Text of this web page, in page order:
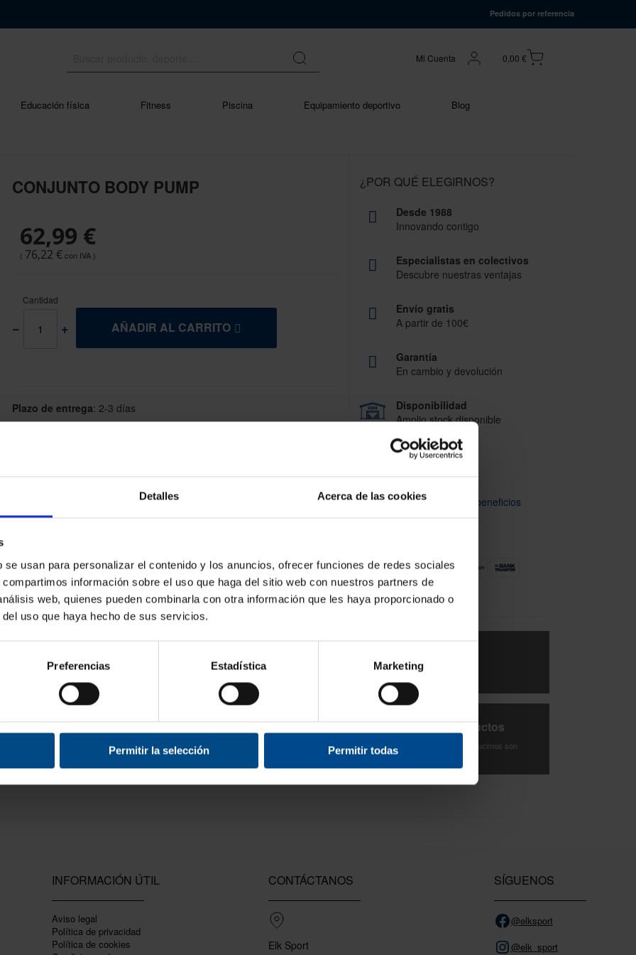
Detalles Acerca de las cookies
usan para personalizar el contenido y los anuncios, ofrecer funciones de redes sociales
información sobre el uso que haga del sitio web con nuestros partners de
web, quienes pueden combinarla con otra información que les haya proporcionado o
uso que haya hecho de sus servicios.
Preferencias Estadística Marketing
Permitir la selección Permitir todas
Pedidos por referencia
0,00 €
Mi Cuenta
Educación física Fitness Piscina Equipamiento deportivo Blog
CONJUNTO BODY PUMP
62,99 €
76,22 €
Cantidad
AÑADIR AL CARRITO
Plazo de entrega:2-3 días
muscular.
mancuernas ergonómicas gracias a los 2 agarres simétricos que permiten
30 mm de ø.
de diámetro.
para Body Pump,discos Body Pumpycierres.
¿POR QUÉ ELEGIRNOS?
Desde 1988
Innovando contigo
Especialistas en colectivos
Descubre nuestras ventajas
Envío gratis
A partir de 100€
Garantía
En cambio y devolución
Disponibilidad
Amplio stock disponible
Calidad
Descubre todos nuestros beneficios
Compra con total tranquilidad.
Testeamos los productos
Todas las novedades que introducimos son
probadas por nuestro equipo.
INFORMACIÓN ÚTIL
Aviso legal
Política de privacidad
Polí­tica de cookies
CONTÁCTANOS
Elk Sport
SÍGUENOS
@elksport
@elk_sport